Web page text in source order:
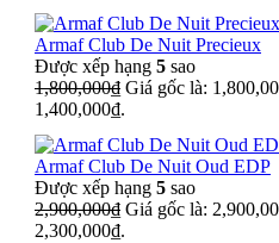
Armaf Club De Nuit Precieux
Được xếp hạng 5 sao
1,800,000₫ Giá gốc là:
1,400,000₫.
Armaf Club De Nuit Oud EDP
Được xếp hạng 5 sao
2,900,000₫ Giá gốc là:
2,300,000₫.